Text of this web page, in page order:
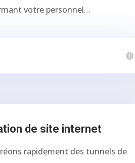
votre personnel…
de site internet
rapidement des tunnels de